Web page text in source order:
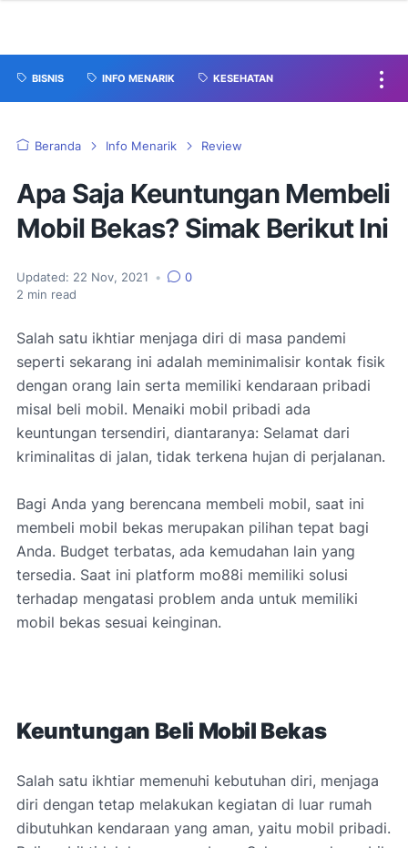
BISNIS INFO MENARIK KESEHATAN
Beranda Info Menarik Review
Apa Saja Keuntungan Membeli
Mobil Bekas? Simak Berikut Ini
Updated: 22 Nov, 2021 •
0
2 min read
Salah satu ikhtiar menjaga diri di masa pandemi
seperti sekarang ini adalah meminimalisir kontak fisik
dengan orang lain serta memiliki kendaraan pribadi
misal beli mobil. Menaiki mobil pribadi ada
keuntungan tersendiri, diantaranya: Selamat dari
kriminalitas di jalan, tidak terkena hujan di perjalanan.
Bagi Anda yang berencana membeli mobil, saat ini
membeli mobil bekas merupakan pilihan tepat bagi
Anda. Budget terbatas, ada kemudahan lain yang
tersedia. Saat ini platform mo88i memiliki solusi
terhadap mengatasi problem anda untuk memiliki
mobil bekas sesuai keinginan.
Keuntungan Beli Mobil Bekas
Salah satu ikhtiar memenuhi kebutuhan diri, menjaga
diri dengan tetap melakukan kegiatan di luar rumah
dibutuhkan kendaraan yang aman, yaitu mobil pribadi.